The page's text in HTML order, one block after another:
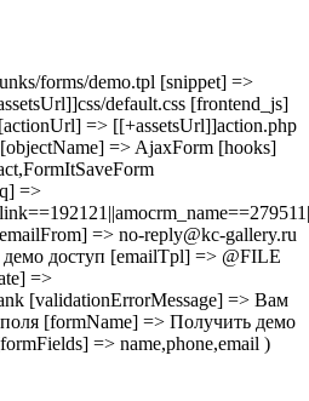
forms/demo.tpl [snippet] =>
default.css [frontend_js]
=> [[+assetsUrl]]action.php
=> AjaxForm [hooks]
=>
=> no-reply@kc-gallery.ru
доступ [emailTpl] => @FILE
=>
[validationErrorMessage] => Вам
[formName] => Получить демо
=> name,phone,email )